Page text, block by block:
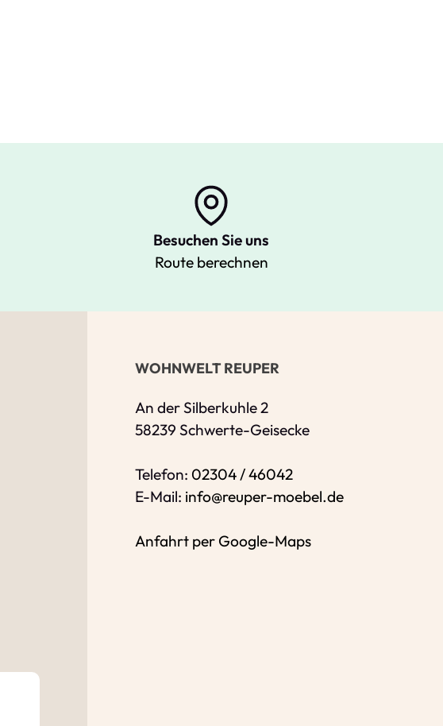
Besuchen Sie uns
Route berechnen
WOHNWELT REUPER
An der Silberkuhle 2
58239 Schwerte-Geisecke
Telefon: 02304 / 46042
E-Mail: info@reuper-moebel.de
Anfahrt per Google-Maps
Alle mit Stern gekennzeichneten Felder
Name*
Bitte geben Sie Ihren vollständigen
Telefon*